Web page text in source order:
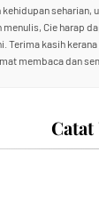
menulis, Cie harap
Terima kasih
membaca dan
Catat